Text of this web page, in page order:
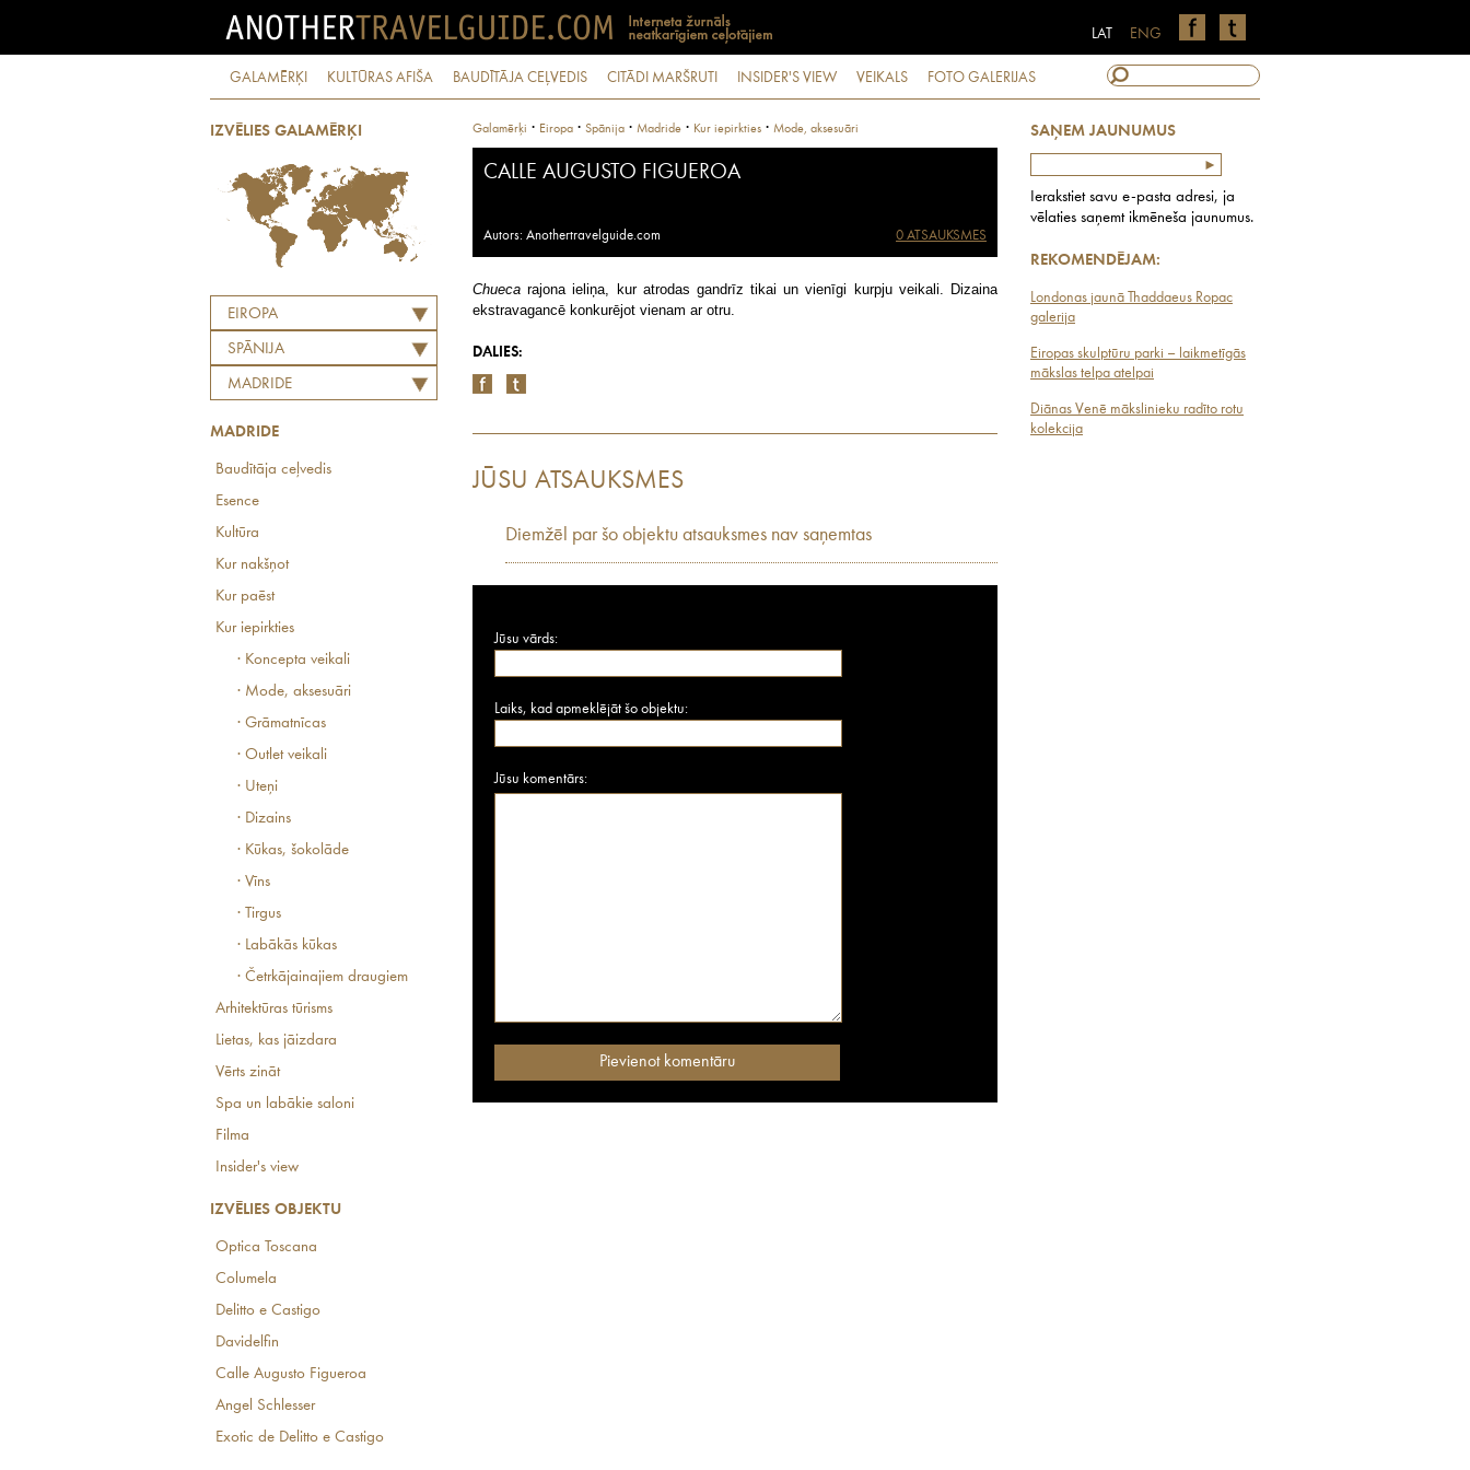
ENG
LAT
GALAMĒRĶI KULTŪRAS AFIŠA BAUDĪTĀJA CEĻVEDIS CITĀDI MARŠRUTI INSIDER'S VIEW VEIKALS FOTO GALERIJAS
IZVĒLIES GALAMĒRĶI
EIROPA
SPĀNIJA
MADRIDE
MADRIDE
Baudītāja ceļvedis
Esence
Kultūra
Kur nakšņot
Kur paēst
Kur iepirkties
· Koncepta veikali
· Mode, aksesuāri
· Grāmatnīcas
· Outlet veikali
· Uteņi
· Dizains
· Kūkas, šokolāde
· Vīns
· Tirgus
· Labākās kūkas
· Četrkājainajiem draugiem
Arhitektūras tūrisms
Lietas, kas jāizdara
Vērts zināt
Spa un labākie saloni
Filma
Insider's view
IZVĒLIES OBJEKTU
Optica Toscana
Columela
Delitto e Castigo
Davidelfin
Calle Augusto Figueroa
Angel Schlesser
Exotic de Delitto e Castigo
SAŅEM JAUNUMUS
Ierakstiet savu e-pasta adresi, ja
vēlaties saņemt ikmēneša jaunumus.
REKOMENDĒJAM:
Londonas jaunā Thaddaeus Ropac
galerija
Eiropas skulptūru parki – laikmetīgās
mākslas telpa atelpai
Diānas Venē mākslinieku radīto rotu
kolekcija
Galamērķi · Eiropa · Spānija · Madride · Kur iepirkties · Mode, aksesuāri
CALLE AUGUSTO FIGUEROA
Autors: Anothertravelguide.com 0 ATSAUKSMES
Chueca rajona ieliņa, kur atrodas gandrīz tikai un vienīgi kurpju veikali. Dizaina
ekstravagancē konkurējot vienam ar otru.
DALIES:
JŪSU ATSAUKSMES
Diemžēl par šo objektu atsauksmes nav saņemtas
Jūsu vārds:
Laiks, kad apmeklējāt šo objektu:
Jūsu komentārs: